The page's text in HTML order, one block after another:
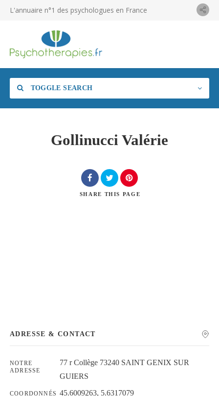
L'annuaire n°1 des psychologues en France
TOGGLE SEARCH
Gollinucci Valérie
SHARE THIS PAGE
ADRESSE & CONTACT
NOTRE
ADRESSE
77 r Collège 73240 SAINT GENIX SUR
GUIERS
COORDONNÉS 45.6009263, 5.6317079